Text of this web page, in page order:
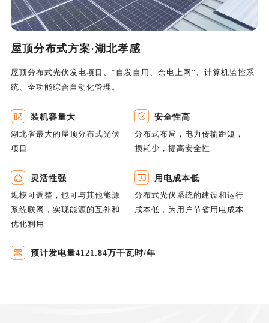
屋顶分布式方案·湖北孝感
屋顶分布式光伏发电项目、“自发自用、余电上网”、计算机监控系
统、全功能综合自动化管理。
装机容量大
湖北省最大的屋顶分布式光伏
项目
安全性高
分布式布局，电力传输距短，
损耗少，提高安全性
灵活性强
规模可调整，也可与其他能源
系统联网，实现能源的互补和
优化利用
用电成本低
分布式光伏系统的建设和运行
成本低，为用户节省用电成本
预计发电量4121.84万千瓦时/年